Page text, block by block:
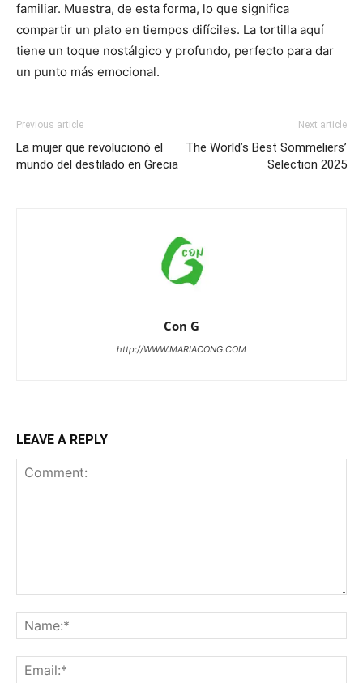
familiar. Muestra, de esta forma, lo que significa
compartir un plato en tiempos difíciles. La tortilla aquí
tiene un toque nostálgico y profundo, perfecto para dar
un punto más emocional.
Previous article
La mujer que revolucionó el
mundo del destilado en Grecia
Next article
The World’s Best Sommeliers’
Selection 2025
Con G
http://WWW.MARIACONG.COM
LEAVE A REPLY